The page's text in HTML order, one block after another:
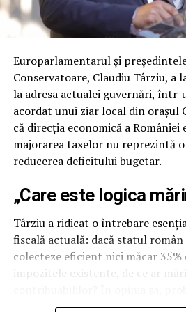
candidate for the Mayor of
Political observers note that
have intensified in recent years,
Europarlamentarul și
Conservatoare, Claudiu Târziu, a
la adresa actualei guvernări,
acordat unui ziar local din orașul
că direcția economică a României
majorarea taxelor nu reprezintă
reducerea deficitului bugetar.
„Care este logica
Târziu a ridicat o întrebare
fiscală actuală: dacă statul român
colecteze eficient nici măcar 35%
impozitele existente, de ce ar mări
taxelor, ci incapacitatea